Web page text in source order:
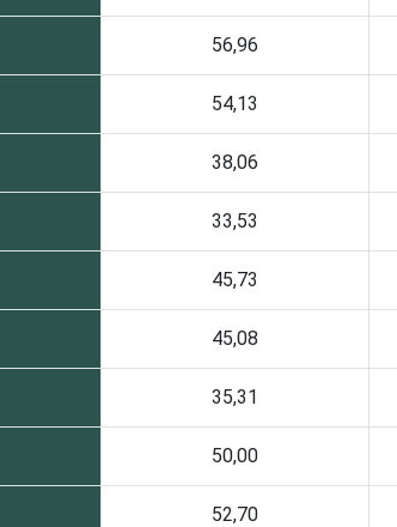
56,96
54,13
38,06
33,53
45,73
45,08
35,31
50,00
52,70